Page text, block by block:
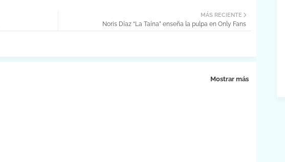
MÁS RECIENTE
Noris Díaz “La Taína” enseña la pulpa en Only Fans
Mostrar más